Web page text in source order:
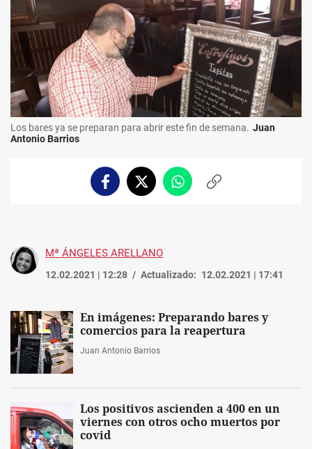
Los bares ya se preparan para abrir este fin de semana. Juan
Antonio Barrios
FacebookTwitterWhatsappCopiar
Mª ÁNGELES ARELLANO
12.02.2021 | 12:28 Actualizado: 12.02.2021 | 17:41
En imágenes: Preparando bares y
comercios para la reapertura
Juan Antonio Barrios
Los positivos ascienden a 400 en un
viernes con otros ocho muertos por
covid